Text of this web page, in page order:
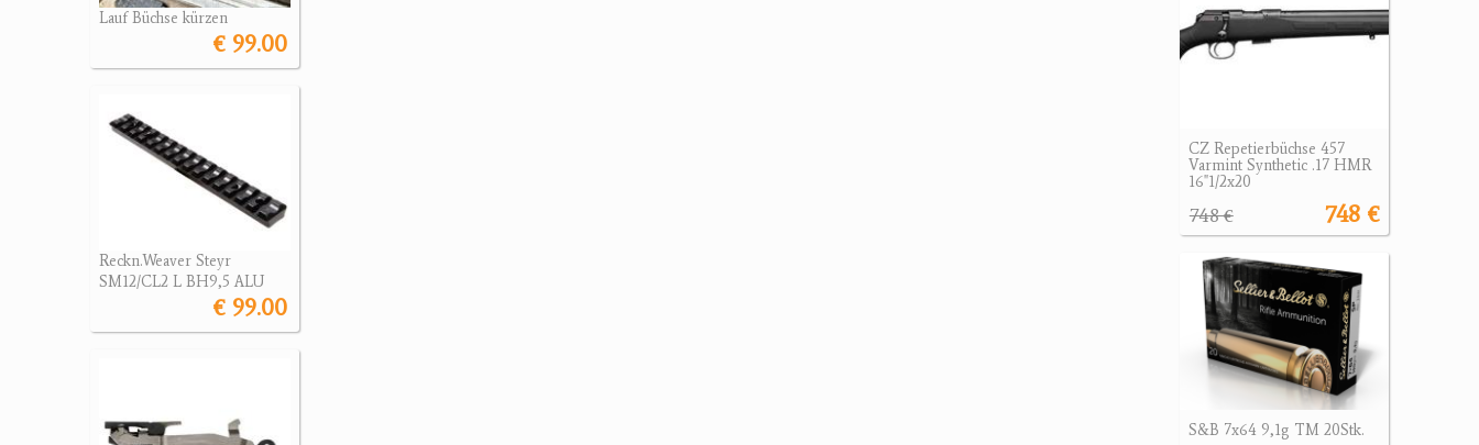
Lauf Büchse kürzen
€ 99.00
Reckn.Weaver Steyr
SM12/CL2 L BH9,5 ALU
€ 99.00
CZ Repetierbüchse 457
Varmint Synthetic .17 HMR
16"1/2x20
748 €
748 €
S&B 7x64 9,1g TM 20Stk.